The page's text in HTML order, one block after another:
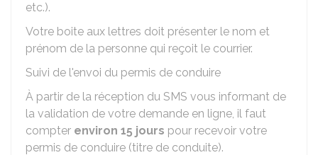
etc.).
Votre boite aux lettres doit présenter le nom et
prénom de la personne qui reçoit le courrier.
Suivi de l'envoi du permis de conduire
À partir de la réception du SMS vous informant de
la validation de votre demande en ligne, il faut
compter environ 15 jours pour recevoir votre
permis de conduire (titre de conduite).